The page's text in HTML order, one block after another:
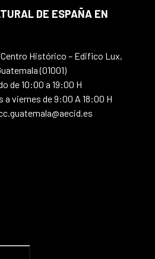
DE ESPAÑA EN
Centro Histórico – Edifico Lux,
(01001)
de 10:00 a 19:00 H
a viernes de 9:00 A 18:00 H